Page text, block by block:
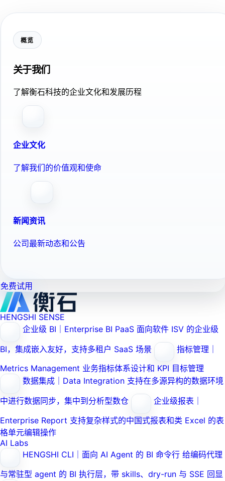
概览
关于我们
了解衡石科技的企业文化和发展历程
企业文化
了解我们的价值观和使命
新闻资讯
公司最新动态和公告
免费试用
HENGSHI SENSE
企业级 BI｜Enterprise BI PaaS 面向软件 ISV 的企业级
BI，集成嵌入友好，支持多租户 SaaS 场景
指标管理｜
Metrics Management 业务指标体系设计和 KPI 目标管理
数据集成｜Data Integration 支持在多源异构的数据环境
中进行数据同步，集中到分析型数仓
企业级报表｜
Enterprise Report 支持复杂样式的中国式报表和类 Excel 的表
格单元编辑操作
AI Labs
HENGSHI CLI｜面向 AI Agent 的 BI 命令行 给编码代理
与常驻型 agent 的 BI 执行层，带 skills、dry-run 与 SSE 回显